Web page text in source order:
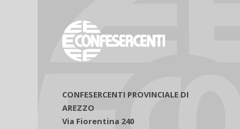
CONFESERCENTI PROVINCIALE DI
AREZZO
Via Fiorentina 240